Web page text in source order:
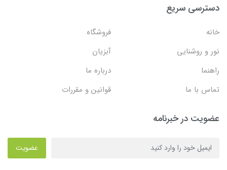
دسترسی سریع
خانه
فروشگاه
نور و روشنایی
آبزیان
راهنما
درباره ما
تماس با ما
قوانین و مقررات
عضویت در خبرنامه
عضویت